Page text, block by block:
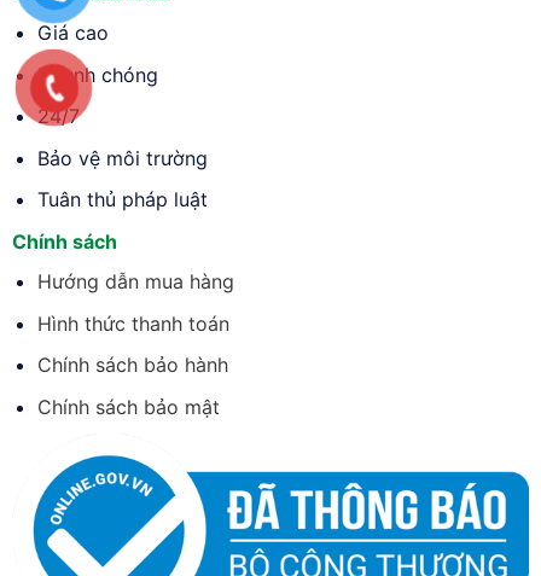
Giá cao
Nhanh chóng
24/7
Bảo vệ môi trường
Tuân thủ pháp luật
Chính sách
Hướng dẫn mua hàng
Hình thức thanh toán
Chính sách bảo hành
Chính sách bảo mật